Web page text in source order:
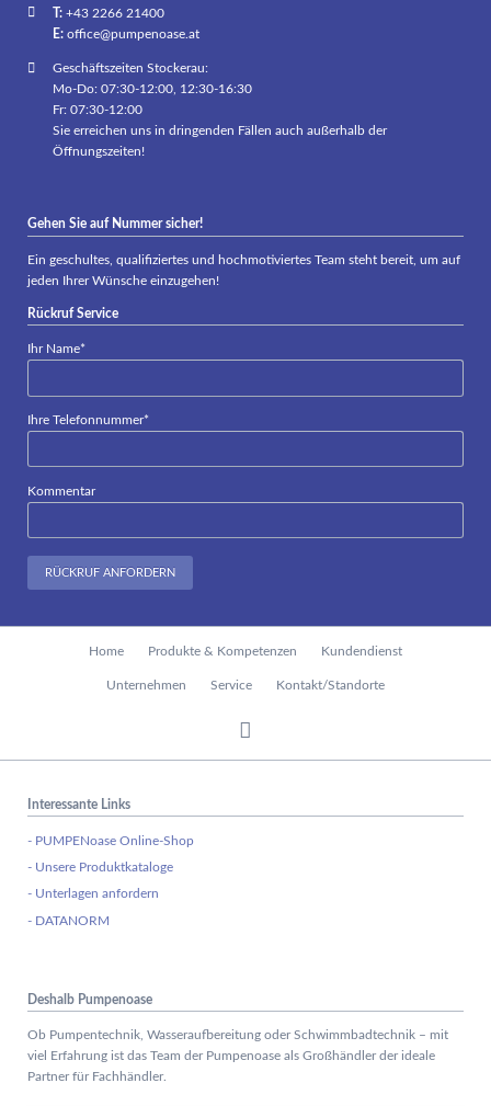
T:+43 2266 21400
E: office@pumpenoase.at
Geschäftszeiten Stockerau:
Mo-Do: 07:30-12:00, 12:30-16:30
Fr: 07:30-12:00
Sie erreichen uns in dringenden Fällen auch außerhalb der
Öffnungszeiten!
Gehen Sie auf Nummer sicher!
Ein geschultes, qualifiziertes und hochmotiviertes Team steht bereit, um auf
jeden Ihrer Wünsche einzugehen!
Rückruf Service
Pflichtfeld
Ihr Name*
Pflichtfeld
Ihre Telefonnummer*
Kommentar
RÜCKRUF ANFORDERN
Home Produkte & Kompetenzen Kundendienst
Unternehmen Service Kontakt/Standorte
Interessante Links
- PUMPENoase Online-Shop
- Unsere Produktkataloge
- Unterlagen anfordern
- DATANORM
Deshalb Pumpenoase
Ob Pumpentechnik, Wasseraufbereitung oder Schwimmbadtechnik – mit
viel Erfahrung ist das Team der Pumpenoase als Großhändler der ideale
Partner für Fachhändler.